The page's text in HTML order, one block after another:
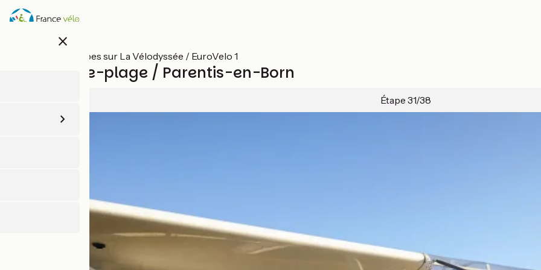
Aller
au
close
Toutes les étapes sur La Vélodyssée / EuroVelo 1
Biscarrosse-plage / Parentis-en-Born
Étape 31/38